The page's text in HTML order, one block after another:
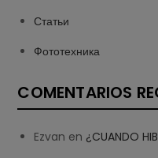
Статьи
Фототехника
COMENTARIOS
Ezvan en ¿CUANDO